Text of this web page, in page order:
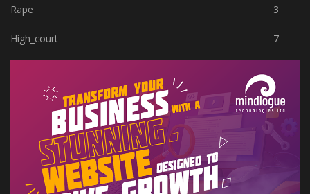
Rape 3
High_court 7